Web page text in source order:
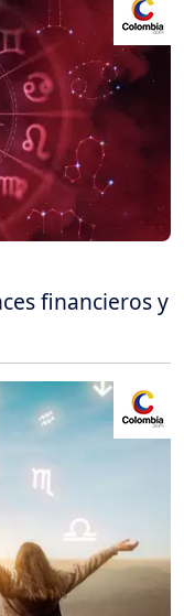
financieros y